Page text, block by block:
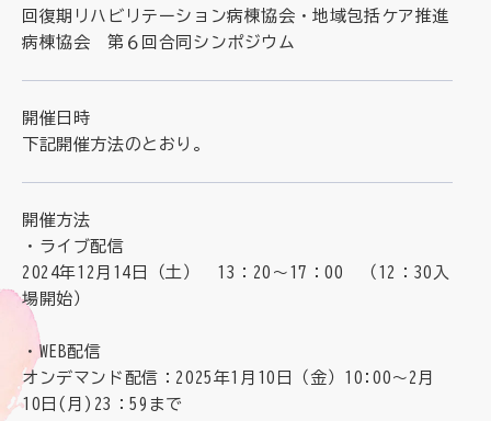
役員名簿
役員挨拶
アカデミー
アーカイブ
お問い合わせ
総合診療医に関わる研修
回復期リハビリテーション病棟協会・地域包括ケア推進
病棟協会 第６回合同シンポジウム
開催日時
下記開催方法のとおり。
開催方法
・ライブ配信
2024年12月14日（土） 13：20～17：00 （12：30入
場開始）
・WEB配信
オンデマンド配信：2025年1月10日（金）10:00～2月
10日(月)23：59まで